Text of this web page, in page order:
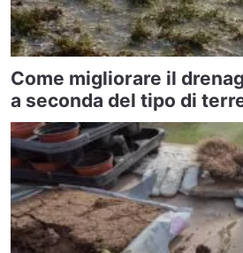
Come migliorare il
a seconda del tipo di